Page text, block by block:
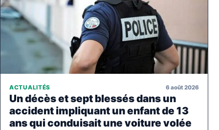
ACTUALITÉS 6 août 2026
Un décès et sept blessés dans un
accident impliquant un enfant de 13
ans qui conduisait une voiture volée